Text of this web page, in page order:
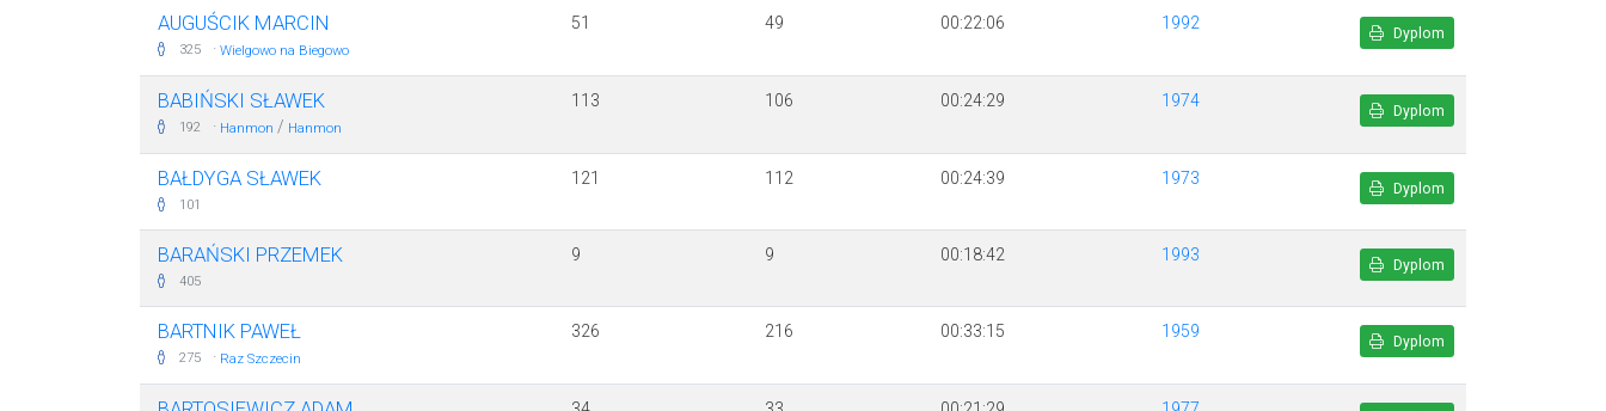
AUGUŚCIK MARCIN
325 · Wielgowo na Biegowo
51 49 00:22:06 1992
Dyplom
BABIŃSKI SŁAWEK
192 · Hanmon / Hanmon
113 106 00:24:29 1974
Dyplom
BAŁDYGA SŁAWEK
101
121 112 00:24:39 1973
Dyplom
BARAŃSKI PRZEMEK
405
9 9 00:18:42 1993
Dyplom
BARTNIK PAWEŁ
275 · Raz Szczecin
326 216 00:33:15 1959
Dyplom